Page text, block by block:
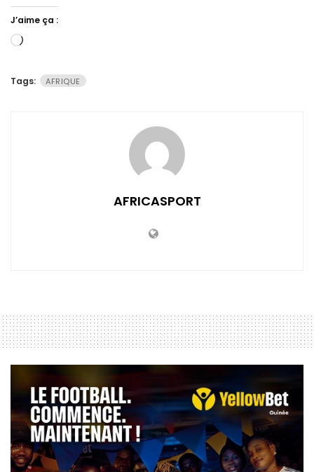
J’aime ça :
Chargement…
Tags: AFRIQUE
AFRICASPORT